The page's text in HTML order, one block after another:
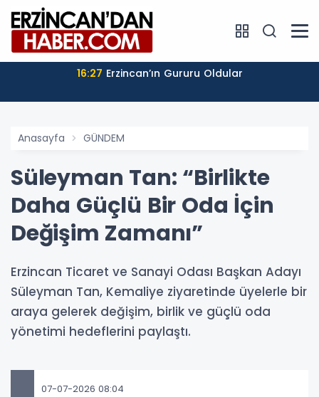
16:27 Erzincan’ın Gururu Oldular
Anasayfa GÜNDEM
Süleyman Tan: “Birlikte
Daha Güçlü Bir Oda İçin
Değişim Zamanı”
Erzincan Ticaret ve Sanayi Odası Başkan Adayı
Süleyman Tan, Kemaliye ziyaretinde üyelerle bir
araya gelerek değişim, birlik ve güçlü oda
yönetimi hedeflerini paylaştı.
07-07-2026 08:04